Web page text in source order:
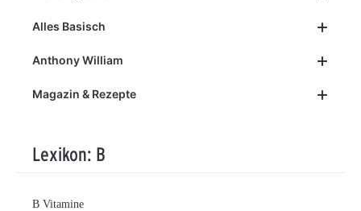
Alles Basisch
Anthony William
Magazin & Rezepte
Lexikon: B
B Vitamine